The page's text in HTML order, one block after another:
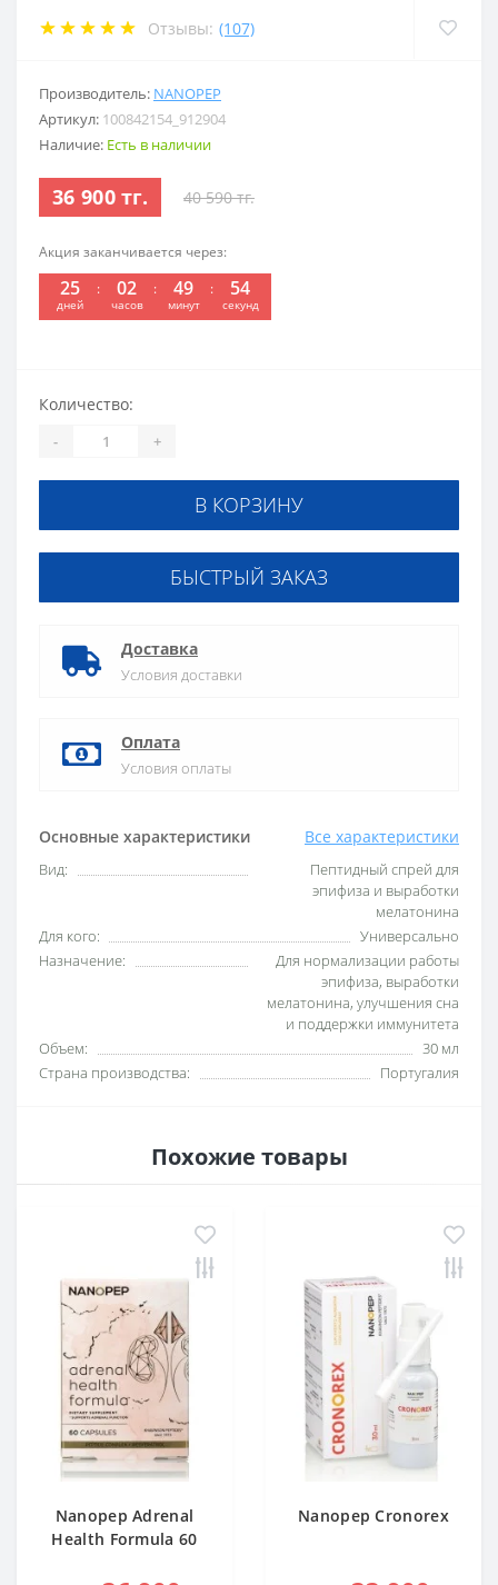
Отзывы: (107)
Производитель: NANOPEP
Артикул: 100842154_912904
Наличие: Есть в наличии
36 900 тг. 40 590 тг.
Акция заканчивается через:
25
дней
: 02
часов
: 49
минут
: 53
секунд
Основные характеристики Все характеристики
Вид:
Пептидный спрей для
эпифиза и выработки
мелатонина
Для кого:
Универсально
Назначение:
Для нормализации работы
эпифиза, выработки
мелатонина, улучшения сна
и поддержки иммунитета
Объем:
30 мл
Страна производства:
Португалия
Количество:
- +
В КОРЗИНУ
БЫСТРЫЙ ЗАКАЗ
Доставка
Условия доставки
Оплата
Условия оплаты
Похожие товары
Nanopep Adrenal
Health Formula 60
Nanopep Cronorex